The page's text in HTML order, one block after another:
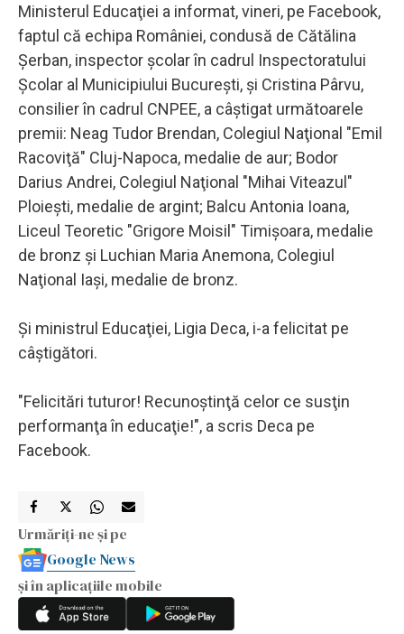
Ministerul Educaţiei a informat, vineri, pe Facebook,
faptul că echipa României, condusă de Cătălina
Şerban, inspector şcolar în cadrul Inspectoratului
Şcolar al Municipiului Bucureşti, şi Cristina Pârvu,
consilier în cadrul CNPEE, a câştigat următoarele
premii: Neag Tudor Brendan, Colegiul Naţional "Emil
Racoviţă" Cluj-Napoca, medalie de aur; Bodor
Darius Andrei, Colegiul Naţional "Mihai Viteazul"
Ploieşti, medalie de argint; Balcu Antonia Ioana,
Liceul Teoretic "Grigore Moisil" Timişoara, medalie
de bronz şi Luchian Maria Anemona, Colegiul
Naţional Iaşi, medalie de bronz.
Şi ministrul Educaţiei, Ligia Deca, i-a felicitat pe
câştigători.
"Felicitări tuturor! Recunoştinţă celor ce susţin
performanţa în educaţie!", a scris Deca pe
Facebook.
Urmăriți-ne și pe
Google News
și în aplicațiile mobile